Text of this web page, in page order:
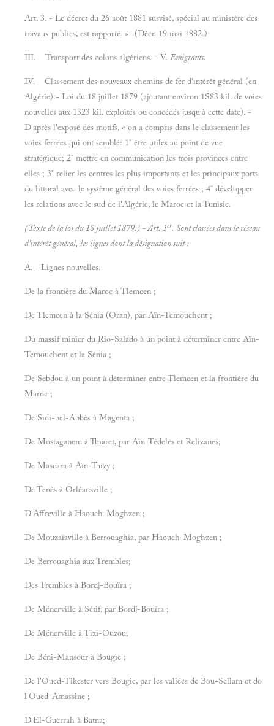
Art. 3. - Le décret du 26 août 1881 susvisé, spécial au ministère des
travaux publics, est rapporté. »- (Décr. 19 mai 1882.)
III. Transport des colons algériens. - V. Emigrants.
IV. Classement des nouveaux chemins de fer d'intérêt général (en
Algérie).- Loi du 18 juillet 1879 (ajoutant environ 1S83 kil. de voies
nouvelles aux 1323 kil. exploités ou concédés jusqu'à cette date). -
D'après l'exposé des motifs, « on a compris dans le classement les
voies ferrées qui ont semblé: 1° être utiles au point de vue
stratégique; 2° mettre en communication les trois provinces entre
elles ; 3° relier les centres les plus importants et les principaux ports
du littoral avec le système général des voies ferrées ; 4° développer
les relations avec le sud de l'Algérie, le Maroc et la Tunisie.
(Textedela loidu 18juillet 1879.) -Art. 1er. Sont classées dans le réseau
d'intérêt général, les lignes dont la désignation suit :
A. - Lignes nouvelles.
De la frontière du Maroc à Tlemcen ;
De Tlemcen à la Sénia (Oran), par Aïn-Temouchent ;
Du massif minier du Rio-Salado à un point à déterminer entre Aïn-
Temouchent et la Sénia ;
De Sebdou à un point à déterminer entre Tlemcen et la frontière du
Maroc ;
De Sidi-bel-Abbès à Magenta ;
De Mostaganem à Thiaret, par Aïn-Tédelès et Relizanes;
De Mascara à Aïn-Thizy ;
De Tenès à Orléansville ;
D'Affreville à Haouch-Moghzen ;
De Mouzaïaville à Berrouaghia, par Haouch-Moghzen ;
De Berrouaghia aux Trembles;
Des Trembles à Bordj-Bouïra ;
De Ménerville à Sétif, par Bordj-Bouïra ;
De Ménerville à Tizi-Ouzou;
De Béni-Mansour à Bougie ;
De l'Oued-Tikester vers Bougie, par les vallées de Bou-Sellam et do
l'Oued-Amassine ;
D'El-Guerrah à Batna;